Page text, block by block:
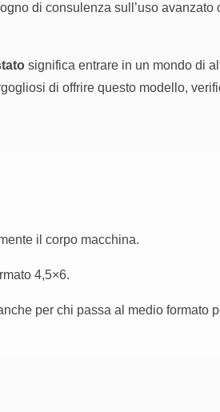
di consulenza sull’uso
significa entrare in un mondo di
di offrire questo modello,
il corpo macchina.
4,5×6.
per chi passa al medio formato